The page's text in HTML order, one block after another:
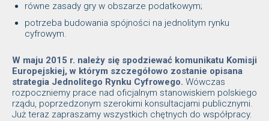
równe zasady gry w obszarze podatkowym;
potrzeba budowania spójności na jednolitym rynku
cyfrowym.
W maju 2015 r. należy się spodziewać komunikatu Komisji
Europejskiej, w którym szczegółowo zostanie opisana
strategia Jednolitego Rynku Cyfrowego. Wówczas
rozpoczniemy prace nad oficjalnym stanowiskiem polskiego
rządu, poprzedzonym szerokimi konsultacjami publicznymi.
Już teraz zapraszamy wszystkich chętnych do współpracy.